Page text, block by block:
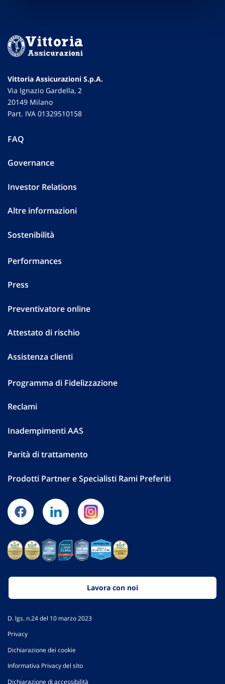
Vittoria Assicurazioni S.p.A.
Via Ignazio Gardella, 2
20149 Milano
Part. IVA 01329510158
FAQ
Governance
Investor Relations
Altre informazioni
Sostenibilità
Performances
Press
Preventivatore online
Attestato di rischio
Assistenza clienti
Programma di Fidelizzazione
Reclami
Inadempimenti AAS
Parità di trattamento
Prodotti Partner e Specialisti Rami Preferiti
Lavora con noi
D. lgs. n.24 del 10 marzo 2023
Privacy
Dichiarazione dei cookie
Informativa Privacy del sito
Dichiarazione di accessibilità